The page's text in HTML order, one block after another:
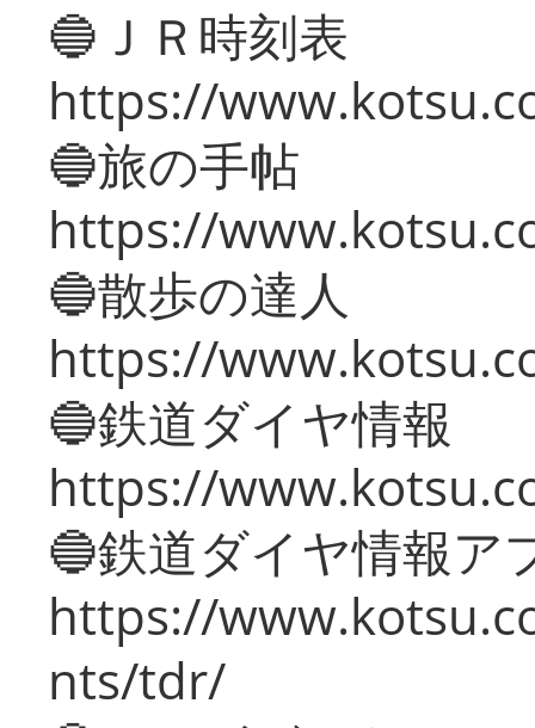
🔵ＪＲ時刻表
https://
🔵旅の手帖
https://
🔵散歩の達人
https://
🔵鉄道ダイヤ情報
https://
🔵鉄道ダイヤ情報ア
https://
nts/tdr/